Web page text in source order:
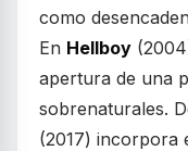
como
En Hellboy
apertura de una
sobrenaturales.
(2017) incorpora